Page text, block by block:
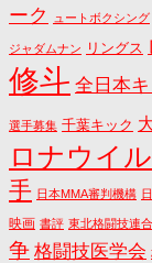
ーク
ュートボクシング
ジャダムナン リングス
修斗 全日本
選手募集 千葉キック
ロナウイ
手 日本MMA審判機構
映画 書評 東北格闘技連
争 格闘技医学会